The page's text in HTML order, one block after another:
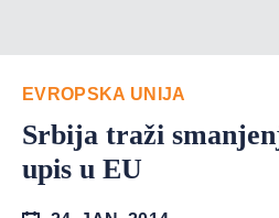
EVROPSKA UNIJA
Srbija traži
upis u EU